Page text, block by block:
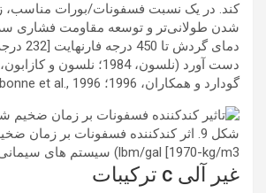
کند. در یک نسبت فسفونات/بورات
شدن طولانی‌تر و توسعه مقاومت فشاری
دمای گردش
گودارد و همکاران، 1996؛ Casabonne et al., 1996) (شکل 9).
lbm/gal [1970-kg/m3) سیستم های سیمانی کلاس H.
غیر آلی c ترکیبات